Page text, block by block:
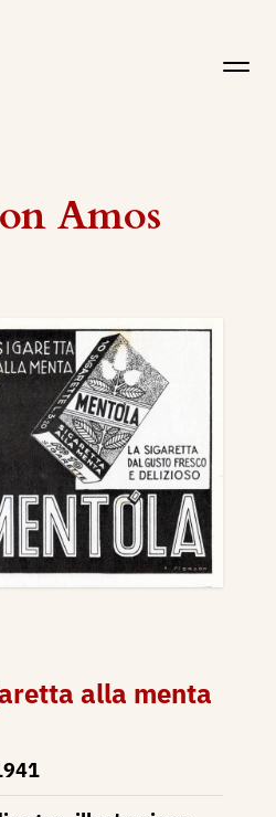
Amos
alla menta